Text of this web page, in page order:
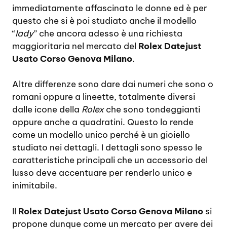
immediatamente affascinato le donne ed è per
questo che si è poi studiato anche il modello
“lady” che ancora adesso è una richiesta
maggioritaria nel mercato del Rolex Datejust
Usato Corso Genova Milano.
Altre differenze sono dare dai numeri che sono o
romani oppure a lineette, totalmente diversi
dalle icone della Rolexche sono tondeggianti
oppure anche a quadratini. Questo lo rende
come un modello unico perché è un gioiello
studiato nei dettagli. I dettagli sono spesso le
caratteristiche principali che un accessorio del
lusso deve accentuare per renderlo unico e
inimitabile.
Il Rolex Datejust Usato Corso Genova Milano si
propone dunque come un mercato per avere dei